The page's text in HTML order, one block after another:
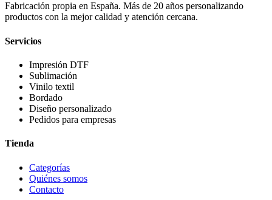
Fabricación propia en España. Más de 20 años personalizando
productos con la mejor calidad y atención cercana.
Servicios
Impresión DTF
Sublimación
Vinilo textil
Bordado
Diseño personalizado
Pedidos para empresas
Tienda
Categorías
Quiénes somos
Contacto